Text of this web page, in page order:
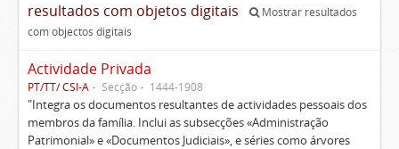
resultados com objetos digitais
Mostrar resultados
com objectos digitais
Actividade Privada
PT/TT/ CSI-A Secção 1444-1908
"Integra os documentos resultantes de actividades pessoais dos
membros da família. Inclui as subsecções «Administração
Patrimonial» e «Documentos Judiciais», e séries como árvores